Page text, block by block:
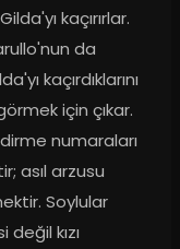
kaçırırlar.
da
kaçırdıklarını
için çıkar.
numaraları
asıl arzusu
Soylular
değil kızı